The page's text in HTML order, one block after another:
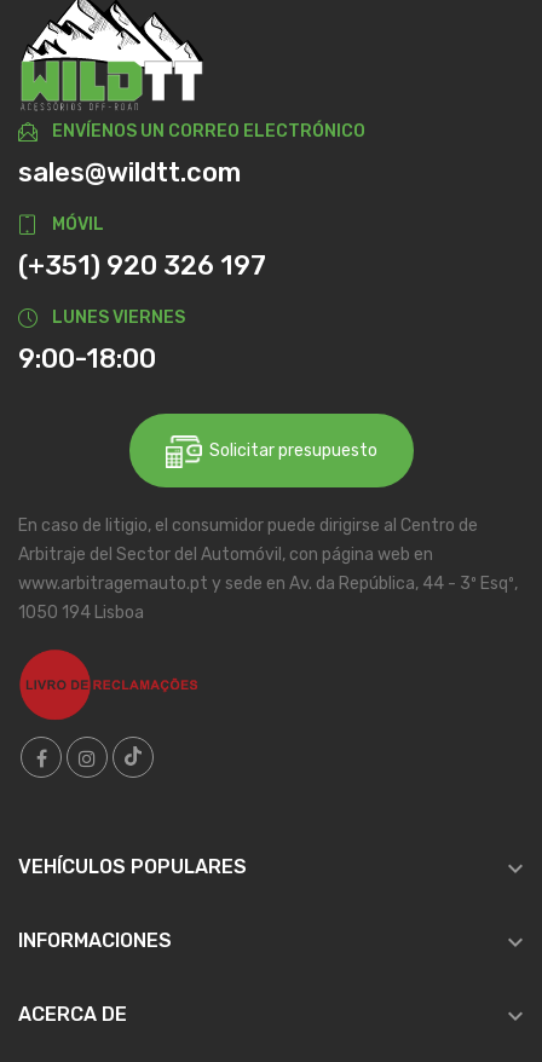
ENVÍENOS UN CORREO ELECTRÓNICO
sales@wildtt.com
MÓVIL
(+351) 920 326 197
LUNES VIERNES
9:00-18:00
Solicitar presupuesto
En caso de litigio, el consumidor puede dirigirse al Centro de
Arbitraje del Sector del Automóvil, con página web en
www.arbitragemauto.pt y sede en Av. da República, 44 - 3º Esqº,
1050 194 Lisboa
VEHÍCULOS POPULARES 
INFORMACIONES 
ACERCA DE 